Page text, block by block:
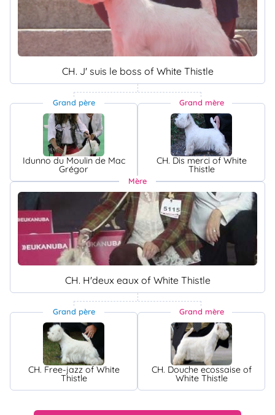
CH. J' suis le boss of White Thistle
Grand père
Idunno du Moulin de Mac
Grégor
Grand mère
CH. Dis merci of White
Thistle
Mère
CH. H'deux eaux of White Thistle
Grand père
CH. Free-jazz of White
Thistle
Grand mère
CH. Douche ecossaise of
White Thistle